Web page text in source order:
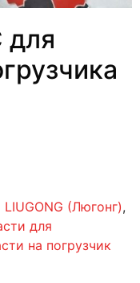
для
(Люгонг),
для
на погрузчик